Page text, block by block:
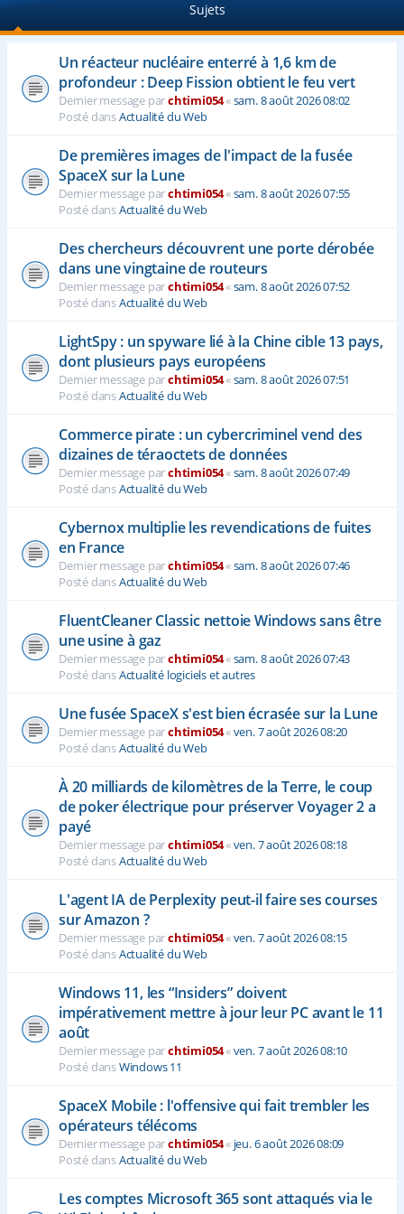
Sujets
Un réacteur nucléaire enterré à 1,6 km de
profondeur : Deep Fission obtient le feu vert
Dernier message parchtimi054«sam. 8 août 2026 08:02
Posté dansActualité du Web
De premières images de l'impact de la fusée
SpaceX sur la Lune
Dernier message parchtimi054«sam. 8 août 2026 07:55
Posté dansActualité du Web
Des chercheurs découvrent une porte dérobée
dans une vingtaine de routeurs
Dernier message parchtimi054«sam. 8 août 2026 07:52
Posté dansActualité du Web
LightSpy : un spyware lié à la Chine cible 13 pays,
dont plusieurs pays européens
Dernier message parchtimi054«sam. 8 août 2026 07:51
Posté dansActualité du Web
Commerce pirate : un cybercriminel vend des
dizaines de téraoctets de données
Dernier message parchtimi054«sam. 8 août 2026 07:49
Posté dansActualité du Web
Cybernox multiplie les revendications de fuites
en France
Dernier message parchtimi054«sam. 8 août 2026 07:46
Posté dansActualité du Web
FluentCleaner Classic nettoie Windows sans être
une usine à gaz
Dernier message parchtimi054«sam. 8 août 2026 07:43
Posté dansActualité logiciels et autres
Une fusée SpaceX s'est bien écrasée sur la Lune
Dernier message parchtimi054«ven. 7 août 2026 08:20
Posté dansActualité du Web
À 20 milliards de kilomètres de la Terre, le coup
de poker électrique pour préserver Voyager 2 a
payé
Dernier message parchtimi054«ven. 7 août 2026 08:18
Posté dansActualité du Web
L'agent IA de Perplexity peut-il faire ses courses
sur Amazon ?
Dernier message parchtimi054«ven. 7 août 2026 08:15
Posté dansActualité du Web
Windows 11, les “Insiders” doivent
impérativement mettre à jour leur PC avant le 11
août
Dernier message parchtimi054«ven. 7 août 2026 08:10
Posté dansWindows 11
SpaceX Mobile : l'offensive qui fait trembler les
opérateurs télécoms
Dernier message parchtimi054« jeu. 6 août 2026 08:09
Posté dansActualité du Web
Les comptes Microsoft 365 sont attaqués via le